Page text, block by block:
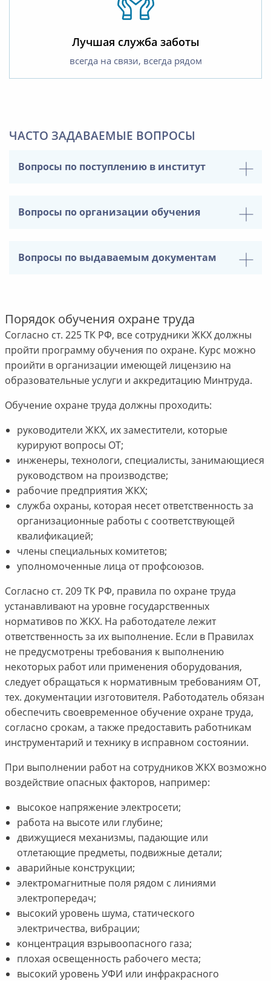
Лучшая служба заботы
всегда на связи, всегда рядом
ЧАСТО ЗАДАВАЕМЫЕ ВОПРОСЫ
Вопросы по поступлению в институт
Вопросы по организации обучения
Вопросы по выдаваемым документам
Порядок обучения охране труда
Согласно ст. 225 ТК РФ, все сотрудники ЖКХ должны
пройти программу обучения по охране. Курс можно
проийти в организации имеющей лицензию на
образовательные услуги и аккредитацию Минтруда.
Обучение охране труда должны проходить:
руководители ЖКХ, их заместители, которые
курируют вопросы ОТ;
инженеры, технологи, специалисты, занимающиеся
руководством на производстве;
рабочие предприятия ЖКХ;
служба охраны, которая несет ответственность за
организационные работы с соответствующей
квалификацией;
члены специальных комитетов;
уполномоченные лица от профсоюзов.
Согласно ст. 209 ТК РФ, правила по охране труда
устанавливают на уровне государственных
нормативов по ЖКХ. На работодателе лежит
ответственность за их выполнение. Если в Правилах
не предусмотрены требования к выполнению
некоторых работ или применения оборудования,
следует обращаться к нормативным требованиям ОТ,
тех. документации изготовителя. Работодатель обязан
обеспечить своевременное обучение охране труда,
согласно срокам, а также предоставить работникам
инструментарий и технику в исправном состоянии.
При выполнении работ на сотрудников ЖКХ возможно
воздействие опасных факторов, например:
высокое напряжение электросети;
работа на высоте или глубине;
движущиеся механизмы, падающие или
отлетающие предметы, подвижные детали;
аварийные конструкции;
электромагнитные поля рядом с линиями
электропередач;
высокий уровень шума, статического
электричества, вибрации;
концентрация взрывоопасного газа;
плохая освещенность рабочего места;
высокий уровень УФИ или инфракрасного